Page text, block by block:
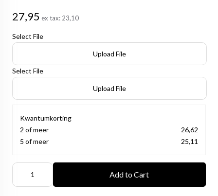
27,95 ex tax: 23,10
Select File
Upload File
Select File
Upload File
Kwantumkorting
2 of meer
26,62
5 of meer
25,11
Add to Cart